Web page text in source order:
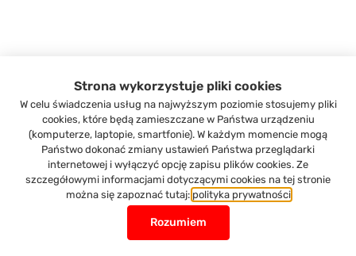
Strona wykorzystuje pliki cookies
W celu świadczenia usług na najwyższym poziomie stosujemy pliki
cookies, które będą zamieszczane w Państwa urządzeniu
(komputerze, laptopie, smartfonie). W każdym momencie mogą
Państwo dokonać zmiany ustawień Państwa przeglądarki
internetowej i wyłączyć opcję zapisu plików cookies. Ze
szczegółowymi informacjami dotyczącymi cookies na tej stronie
można się zapoznać tutaj: polityka prywatności
Rozumiem